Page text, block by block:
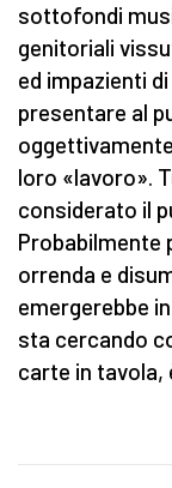
sottofondi
genitoriali
ed impazienti
presentare al
loro «lavoro».
considerato il
Probabilmente
orrenda e
emergerebbe
sta cercando
carte in tavola,